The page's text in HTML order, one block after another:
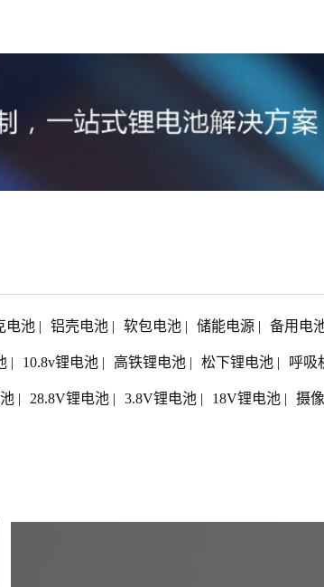
电池 | 铝壳电池 | 软包电池 | 储能电源 | 备用电
| 10.8v锂电池 | 高铁锂电池 | 松下锂电池 | 呼吸
| 28.8V锂电池 | 3.8V锂电池 | 18V锂电池 | 摄